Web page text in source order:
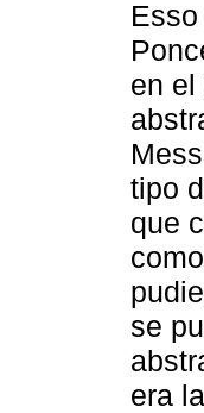
en el
tipo
que
se
era